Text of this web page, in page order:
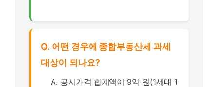
Q. 어떤 경우에 종합부동산세 과세
대상이 되나요?
A. 공시가격 합계액이 9억 원(1세대 1